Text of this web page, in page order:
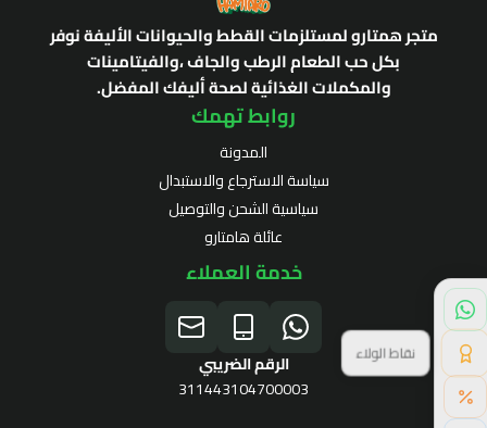
متجر همتارو لمستلزمات القطط والحيوانات الأليفة نوفر
بكل حب الطعام الرطب والجاف ،والفيتامينات
والمكملات الغذائية لصحة أليفك المفضل.
روابط تهمك
المدونة
سياسة الاسترجاع والاستبدال
سياسية الشحن والتوصيل
عائلة هامتارو
خدمة العملاء
الرقم الضريبي
311443104700003
نقاط الولاء